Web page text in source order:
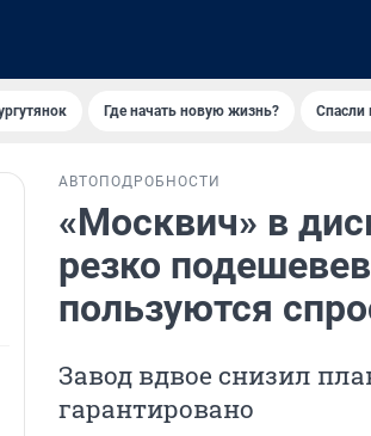
Где начать новую жизнь? Спасли
АВТО ПОДРОБНОСТИ
«Москвич» в
резко
пользуются
Завод вдвое снизил
гарантировано